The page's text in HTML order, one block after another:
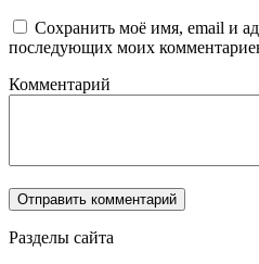
Сохранить моё имя, email и
последующих моих
Комментарий
Разделы сайта